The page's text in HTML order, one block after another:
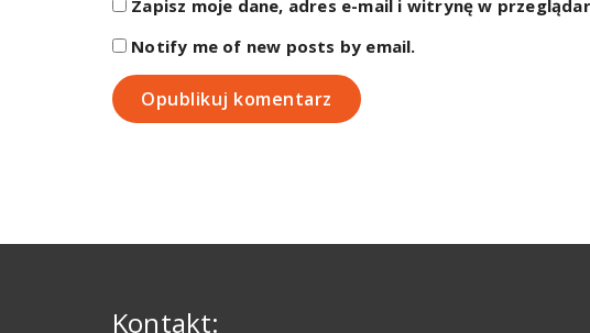
Zapisz moje dane, adres e-mail i witrynę w
Notify me of new posts by email.
Kontakt: